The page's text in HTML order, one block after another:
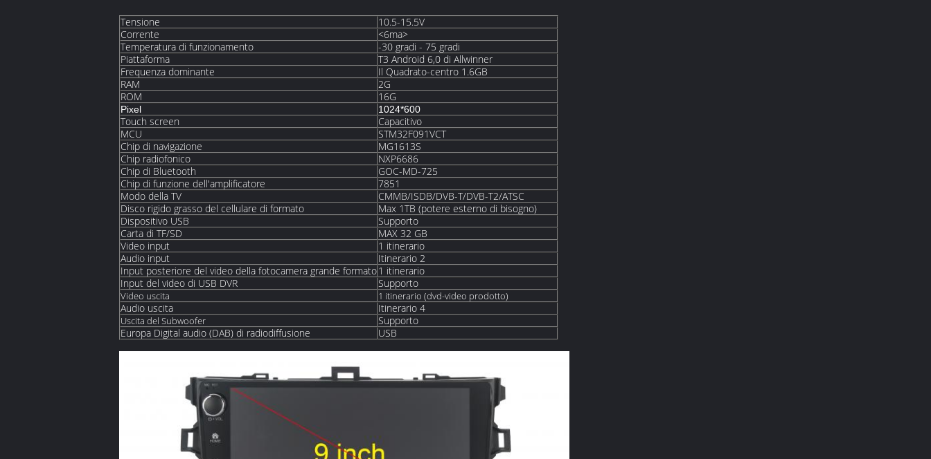
Tensione
10.5-15.5V
Corrente
<6ma>
Temperatura di funzionamento
-30 gradi - 75 gradi
Piattaforma
T3 Android 6,0 di Allwinner
Frequenza dominante
Il Quadrato-centro 1.6GB
RAM
2G
ROM
16G
Pixel 1024*600
Touch screen
Capacitivo
MCU
STM32F091VCT
Chip di navigazione
MG1613S
Chip radiofonico
NXP6686
Chip di Bluetooth
GOC-MD-725
Chip di funzione dell'amplificatore
7851
Modo della TV
CMMB/ISDB/DVB-T/DVB-T2/ATSC
Disco rigido grasso del cellulare di formato
Max 1TB (potere esterno di bisogno)
Dispositivo USB
Supporto
Carta di TF/SD
MAX 32 GB
Video input
1 itinerario
Audio input
Itinerario 2
Input posteriore del video della fotocamera grande formato1 itinerario
Input del video di USB DVR
Supporto
Video uscita 1 itinerario (dvd-video prodotto)
Audio uscita Itinerario 4
Uscita del Subwoofer
Supporto
Europa Digital audio (DAB) di radiodiffusione
USB